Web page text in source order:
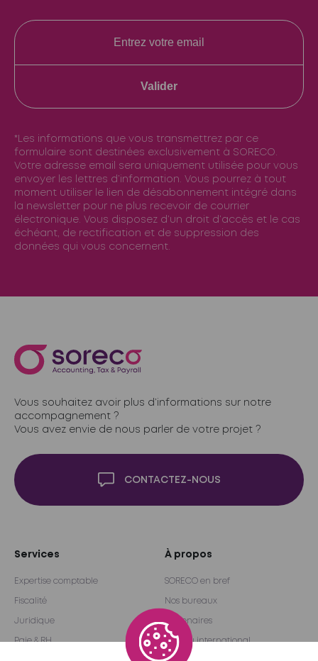
Valider
*Les informations que vous transmettrez par ce
formulaire sont destinées exclusivement à SORECO.
Votre adresse email sera uniquement utilisée pour vous
envoyer les lettres d’information. Vous pourrez à tout
moment utiliser le lien de désabonnement intégré dans
la newsletter pour ne plus recevoir de courrier
électronique. Vous disposez d’un droit d’accès et le cas
échéant, de rectification et de suppression des
données qui vous concernent.
Vous souhaitez avoir plus d’informations sur notre
accompagnement ?
Vous avez envie de nous parler de votre projet ?
CONTACTEZ-NOUS
Services
Expertise comptable
Fiscalité
Juridique
Paie & RH
À propos
SORECO en bref
Nos bureaux
Partenaires
Réseau international